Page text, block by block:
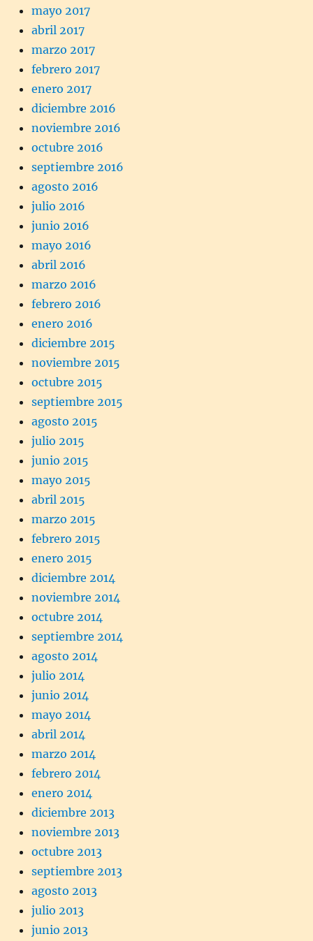
mayo 2017
abril 2017
marzo 2017
febrero 2017
enero 2017
diciembre 2016
noviembre 2016
octubre 2016
septiembre 2016
agosto 2016
julio 2016
junio 2016
mayo 2016
abril 2016
marzo 2016
febrero 2016
enero 2016
diciembre 2015
noviembre 2015
octubre 2015
septiembre 2015
agosto 2015
julio 2015
junio 2015
mayo 2015
abril 2015
marzo 2015
febrero 2015
enero 2015
diciembre 2014
noviembre 2014
octubre 2014
septiembre 2014
agosto 2014
julio 2014
junio 2014
mayo 2014
abril 2014
marzo 2014
febrero 2014
enero 2014
diciembre 2013
noviembre 2013
octubre 2013
septiembre 2013
agosto 2013
julio 2013
junio 2013